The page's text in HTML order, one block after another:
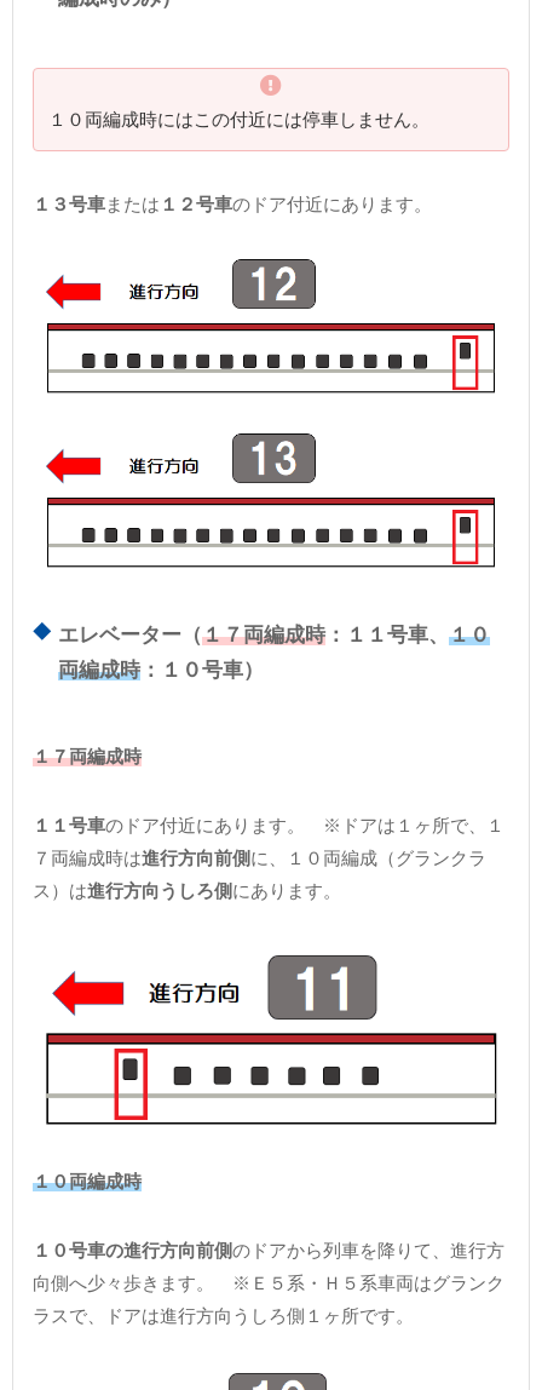
１０両編成時にはこの付近には停車しません。
１３号車または １２号車のドア付近にあります。
エレベーター（１７両編成時 ：１１号車、１０
両編成時 ：１０号車）
１７両編成時
１１号車のドア付近にあります。 ※ドアは１ヶ所で、１
７両編成時は進行方向前側に、１０両編成（グランクラ
ス）は進行方向うしろ側にあります。
１０両編成時
１０号車の進行方向前側のドアから列車を降りて、進行方
向側へ少々歩きます。 ※Ｅ５系・Ｈ５系車両はグランク
ラスで、ドアは進行方向うしろ側１ヶ所です。